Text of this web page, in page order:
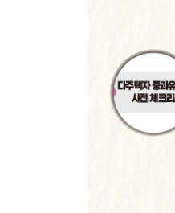
01 1세대 요건
양도세는 ‘세대
부모와 따로 사
부모와 따로 사
대학생이라도
주말부부의 각
같은 집의 부모
미국 사는 L씨,